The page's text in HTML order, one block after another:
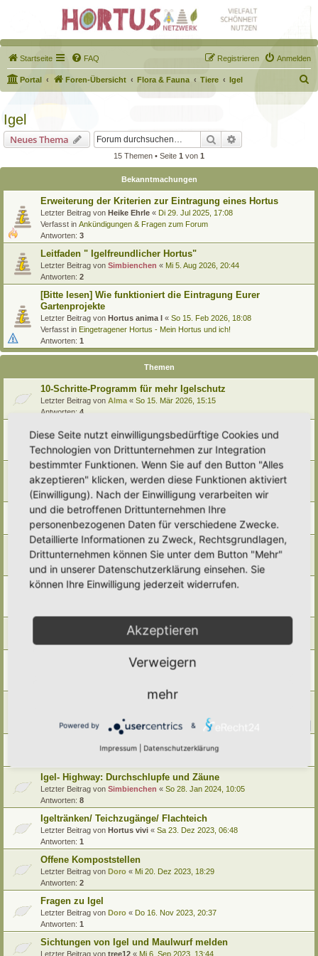
Startseite FAQ Anmelden
Registrieren
Portal Foren-Übersicht Flora & Fauna Tiere Igel
u
Igel
Neues Thema Suche
15 Themen • Seite 1 von 1
Bekanntmachungen
Erweiterung der Kriterien zur Eintragung eines Hortus
Letzter Beitrag von Heike Ehrle « Di 29. Jul 2025, 17:08
Verfasst in Ankündigungen & Fragen zum Forum
Antworten: 3
Leitfaden " Igelfreundlicher Hortus"
Letzter Beitrag von Simbienchen « Mi 5. Aug 2026, 20:44
Antworten: 2
[Bitte lesen] Wie funktioniert die Eintragung Eurer
Gartenprojekte
Letzter Beitrag von Hortus anima l « So 15. Feb 2026, 18:08
Verfasst in Eingetragener Hortus - Mein Hortus und ich!
Antworten: 1
Themen
10-Schritte-Programm für mehr Igelschutz
Letzter Beitrag von Alma « So 15. Mär 2026, 15:15
Antworten: 4
Nachtfahrverbot für Mähroboter
Letzter Beitrag von tree12 «Do 22. Jan 2026, 17:20
Antworten:9
Igelzählung
Letzter Beitrag vonMiri« Mo 22. Sep 2025, 18:43
Antworten:5
Ganzjahresfütterung der Igel:...ist das sinnvoll?
Letzter Beitrag vonSimbienchen «So 13. Jul 2025, 14:27
Igelbehausungen, Igelhäuser, natürliche Schlafplätze
Letzter Beitrag vonDoro«Mo 3. Mär 2025, 09:53
Antworten:8
Auswilderungsgärten gesucht
Mo 21. Okt 2024, 18:24
Gefahrenquellen für Igel im Hortus
So 14. Jul 2024, 06:47
Die natürliche Nahrung der Igel (Heimischer Braunbrustigel)
Antworten:22
Tag des Igels ! Bitte nehmt Rücksicht !
Igel- Highway: Durchschlupfe und Zäune
Letzter Beitrag von Simbienchen « So 28. Jan 2024, 10:05
Antworten: 8
Igeltränken/ Teichzugänge/ Flachteich
Letzter Beitrag von Hortus vivi « Sa 23. Dez 2023, 06:48
Antworten: 1
Offene Kompoststellen
Letzter Beitrag von Doro « Mi 20. Dez 2023, 18:29
Antworten: 2
Fragen zu Igel
Letzter Beitrag von Doro « Do 16. Nov 2023, 20:37
Antworten: 1
Sichtungen von Igel und Maulwurf melden
Letzter Beitrag von tree12 « Mi 6. Sep 2023, 13:44
Diese Seite nutzt einwilligungsbedürftige Cookies und
Technologien von Drittunternehmen zur Integration
bestimmter Funktionen. Wenn Sie auf den Button "Alles
akzeptieren" klicken, werden diese Funktionen aktiviert
(Einwilligung). Nach der Einwilligung verarbeiten wir
und die betroffenen Drittunternehmen Ihre
personenbezogenen Daten für verschiedene Zwecke.
Detaillierte Informationen zu Zweck, Rechtsgrundlagen,
Drittunternehmen können Sie unter dem Button "Mehr"
und in unserer Datenschutzerklärung einsehen. Sie
können Ihre Einwilligung jederzeit widerrufen.
Akzeptieren
Verweigern
mehr
Powered by &
Impressum Datenschutzerklärung